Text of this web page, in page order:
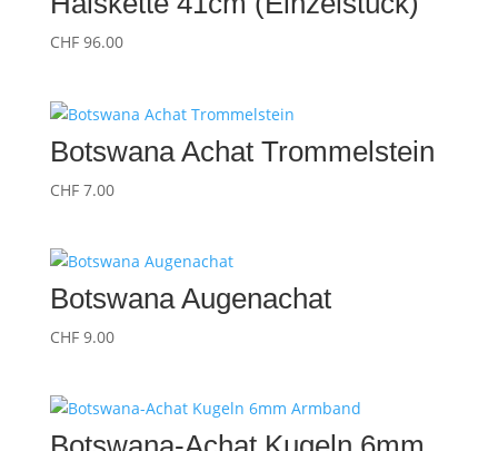
CHF96.00
Botswana Achat Trommelstein
CHF7.00
Botswana Augenachat
CHF9.00